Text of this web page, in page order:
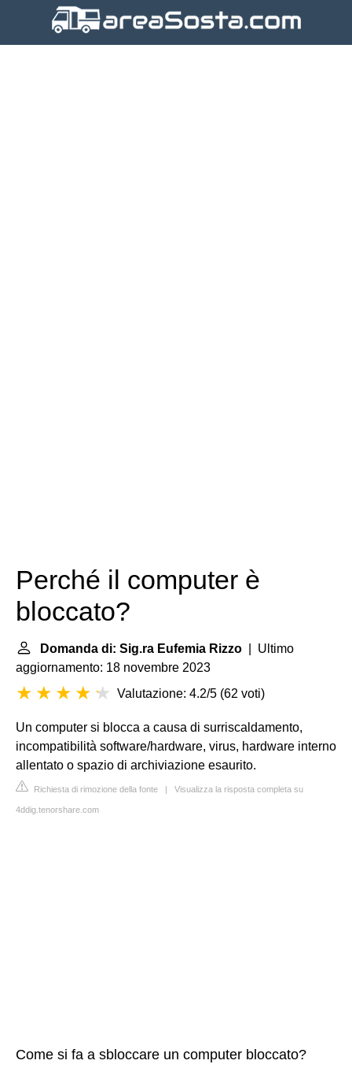
Perché il computer è
bloccato?
Domanda di: Sig.ra Eufemia Rizzo | Ultimo
aggiornamento: 18 novembre 2023
Valutazione: 4.2/5 (62 voti)
Un computer si blocca a causa di surriscaldamento,
incompatibilità software/hardware, virus, hardware interno
allentato o spazio di archiviazione esaurito.
Richiesta di rimozione della fonte | Visualizza la risposta completa su
4ddig.tenorshare.com
Come si fa a sbloccare un computer bloccato?